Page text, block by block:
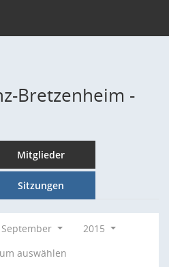
Bretzenheim -
Mitglieder
Sitzungen
September
2015
auswählen